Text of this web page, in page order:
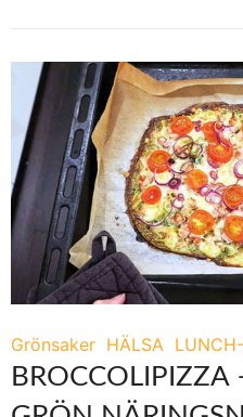
Grönsaker HÄLSA
BROCCOLIPIZZA